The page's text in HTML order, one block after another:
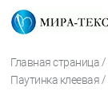
Главная страница /
Паутинка клеевая /